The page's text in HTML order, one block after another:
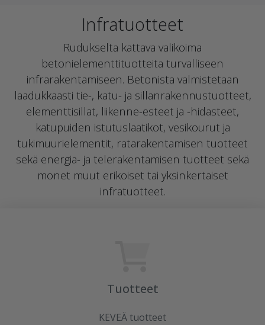
Infratuotteet
Rudukselta kattava valikoima
betonielementtituotteita turvalliseen
infrarakentamiseen. Betonista valmistetaan
laadukkaasti tie-, katu- ja sillanrakennustuotteet,
elementtisillat, liikenne-esteet ja -hidasteet,
katupuiden istutuslaatikot, vesikourut ja
tukimuurielementit, ratarakentamisen tuotteet
sekä energia- ja telerakentamisen tuotteet sekä
monet muut erikoiset tai yksinkertaiset
infratuotteet.
Tuotteet
KEVEÄ tuotteet